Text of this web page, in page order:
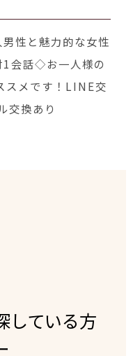
性と魅力的な女性
会話◇お一人様の
スメです！LINE交
交換あり
している方